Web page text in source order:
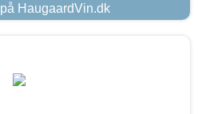
HaugaardVin.dk